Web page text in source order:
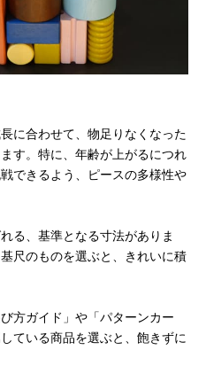
に合わせて、物足りなくなった
す。特に、年齢が上がるにつれ
できるよう、ピースの多様性や
る、基準となる寸法がありま
尺のものを選ぶと、きれいに積
方ガイド」や「パターンカー
ている商品を選ぶと、飽きずに